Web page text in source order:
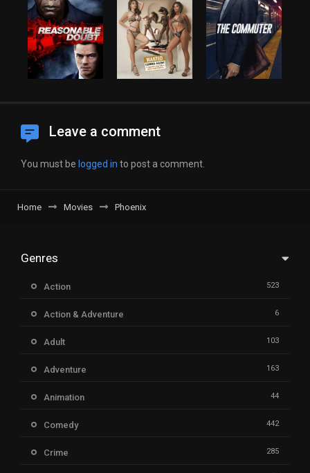
Leave a comment
You must be logged in to post a comment.
Home Movies Phoenix
Genres
Action 523
Action & Adventure 6
Adult 103
Adventure 163
Animation 44
Comedy 442
Crime 285